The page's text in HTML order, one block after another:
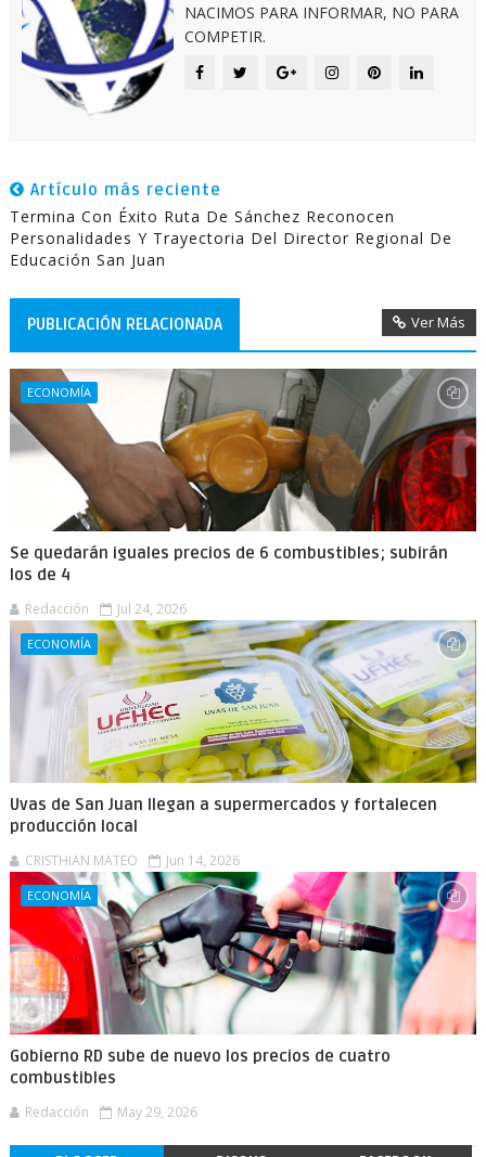
NACIMOS PARA INFORMAR, NO PARA
COMPETIR.
Artículo más reciente
Termina Con Éxito Ruta De Sánchez Reconocen
Personalidades Y Trayectoria Del Director Regional De
Educación San Juan
PUBLICACIÓN RELACIONADA Ver Más
ECONOMÍA
Se quedarán iguales precios de 6 combustibles; subirán
los de 4
Redacción Jul 24, 2026
ECONOMÍA
Uvas de San Juan llegan a supermercados y fortalecen
producción local
CRISTHIAN MATEO Jun 14, 2026
ECONOMÍA
Gobierno RD sube de nuevo los precios de cuatro
combustibles
Redacción May 29, 2026